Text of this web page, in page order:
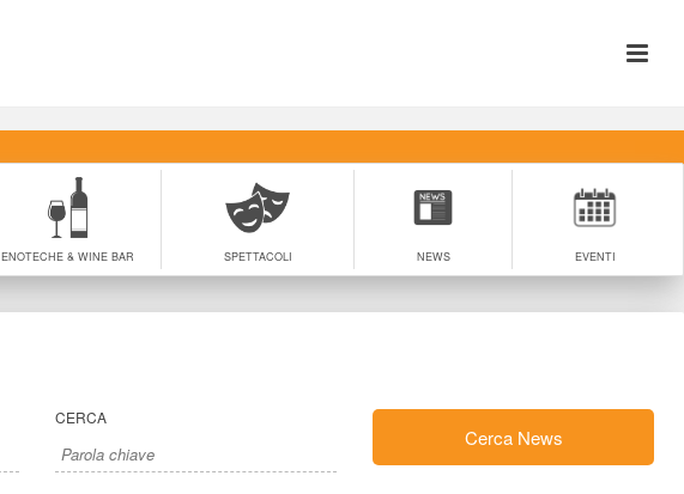
ENOTECHE & WINE BAR SPETTACOLI NEWS EVENTI
CERCA
Cerca New